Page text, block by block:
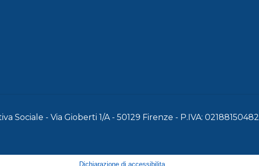
Sociale - Via Gioberti 1/A - 50129 Firenze - P.IVA: 02188150482
Dichiarazione di accessibilita